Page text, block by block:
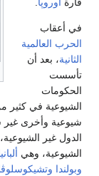
في أعقاب
الحرب العالمية
الثانية، بعد أن
تأسست
الحكومات
الشيوعية في كثير من
شيوعية وأخرى غير
الدول غير
الشيوعية، وهيألبانيا
وبولندا